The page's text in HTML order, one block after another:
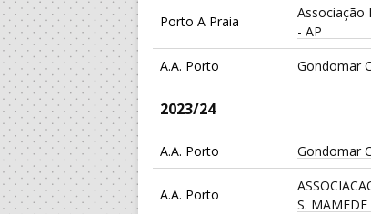
Porto A Praia
Associação
- AP
A.A. Porto Gondomar
2023/24
A.A. Porto Gondomar
A.A. Porto
S. MAMEDE